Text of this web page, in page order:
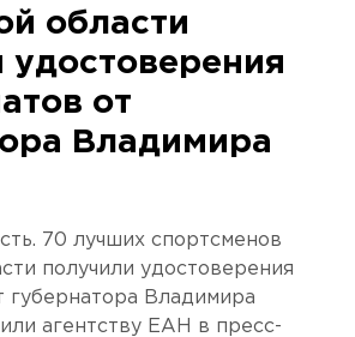
области
удостоверения
от
Владимира
70 лучших спортсменов
получили удостоверения
губернатора Владимира
агентству ЕАН в пресс-